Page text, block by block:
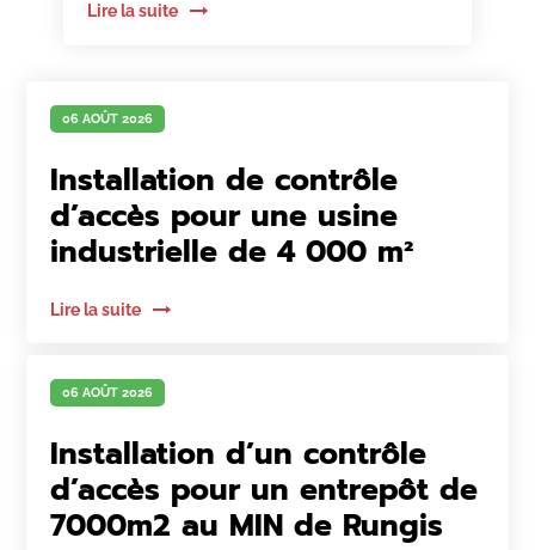
Lire la suite
06 AOÛT 2026
Installation de contrôle
d’accès pour une usine
industrielle de 4 000 m²
Lire la suite
06 AOÛT 2026
Installation d’un contrôle
d’accès pour un entrepôt de
7000m2 au MIN de Rungis